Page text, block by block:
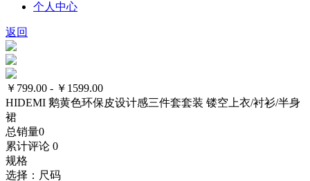
个人中心
返回
￥799.00 - ￥1599.00
HIDEMI 鹅黄色环保皮设计感三件套套装 镂空上衣/衬衫/半身
裙
总销量0
累计评论 0
规格
选择： 尺码